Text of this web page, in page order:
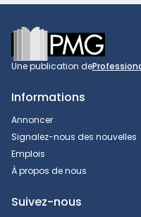
Footer
Une publication de
Informations
Annoncer
Signalez-nous des nouvelles
Emplois
À propos de nous
Suivez-nous